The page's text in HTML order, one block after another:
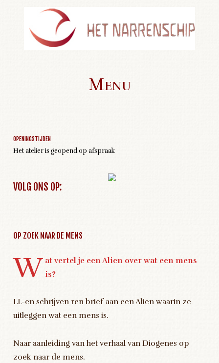
Menu
OPENINGSTIJDEN
Het atelier is geopend op afspraak
VOLG ONS OP:
OP ZOEK NAAR DE MENS
W at vertel je een Alien over wat een mens
is?
LL-en schrijven ren brief aan een Alien waarin ze
uitleggen wat een mens is.
Naar aanleiding van het verhaal van Diogenes op
zoek naar de mens.